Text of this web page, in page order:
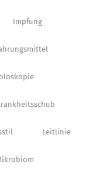
Impfung
Leitlinie